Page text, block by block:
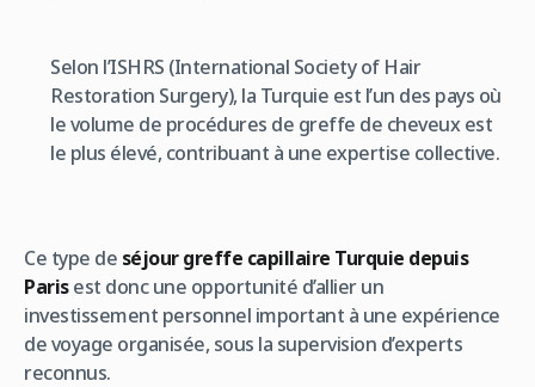
Selon l’ISHRS (International Society of Hair
Restoration Surgery), la Turquie est l’un des pays où
le volume de procédures de greffe de cheveux est
le plus élevé, contribuant à une expertise collective.
Ce type de séjour greffe capillaire Turquie depuis
Parisest donc une opportunité d’allier un
investissement personnel important à une expérience
de voyage organisée, sous la supervision d’experts
reconnus.